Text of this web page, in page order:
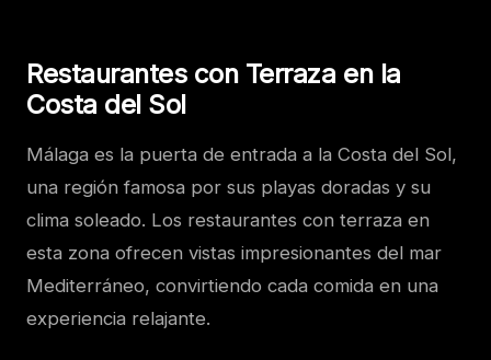
Restaurantes con Terraza en la
Costa del Sol
Málaga es la puerta de entrada a la Costa del Sol,
una región famosa por sus playas doradas y su
clima soleado. Los restaurantes con terraza en
esta zona ofrecen vistas impresionantes del mar
Mediterráneo, convirtiendo cada comida en una
experiencia relajante.